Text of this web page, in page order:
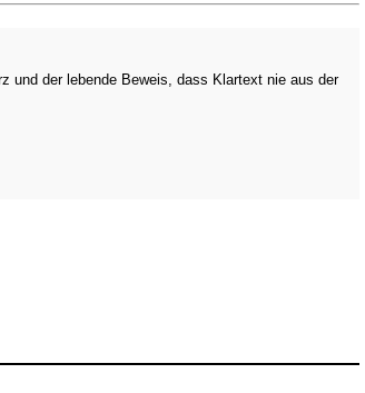
und der lebende Beweis, dass Klartext nie aus der